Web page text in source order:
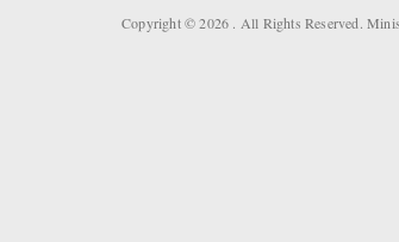
Copyright © 2026 . All Rights Reserved.